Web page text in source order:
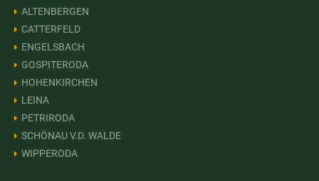
ALTENBERGEN
CATTERFELD
ENGELSBACH
GOSPITERODA
HOHENKIRCHEN
LEINA
PETRIRODA
SCHÖNAU V.D. WALDE
WIPPERODA